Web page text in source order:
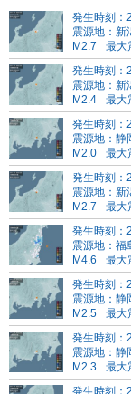
発生時刻：
震源地：新
M2.7
最大
発生時刻：
震源地：新
M2.4
最大
発生時刻：
震源地：静
M2.0
最大
発生時刻：
震源地：新
M2.7
最大
発生時刻：
震源地：福
M4.6
最大
発生時刻：
震源地：静
M2.5
最大
発生時刻：
震源地：静
M2.3
最大
発生時刻：